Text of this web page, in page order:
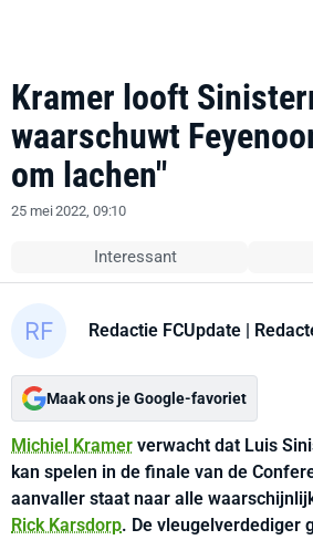
Kramer looft
waarschuwt
om lachen"
25 mei 2022, 09:10
Interessant
Redactie FCUpdate |
Maak ons je Google-favoriet
Michiel Kramer verwacht dat Luis
kan spelen in de finale van de
aanvaller staat naar alle
Rick Karsdorp. De vleugelverdediger